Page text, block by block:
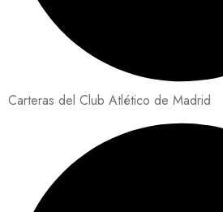
Carteras del Club Atlético de Madrid